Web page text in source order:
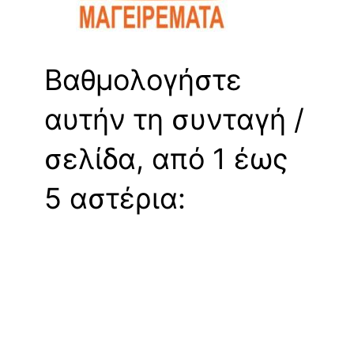
Βαθμολογήστε
αυτήν τη συνταγή /
σελίδα, από 1 έως
5 αστέρια: